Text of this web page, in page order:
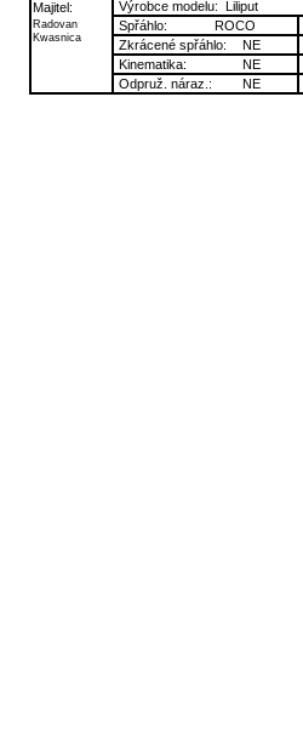
Majitel:
Radovan
Kwasnica
Výrobce modelu: Liliput
Spřáhlo:
ROCO
Zkrácené spřáhlo:
NE
Kinematika:
NE
Odpruž. náraz.:
NE